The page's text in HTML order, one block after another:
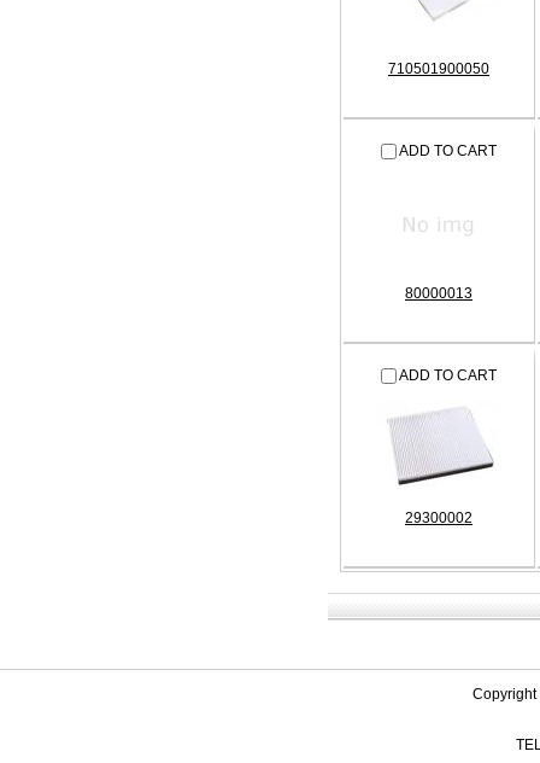
710501900050
ADD TO CART
80000013
ADD TO CART
29300002
Copyright